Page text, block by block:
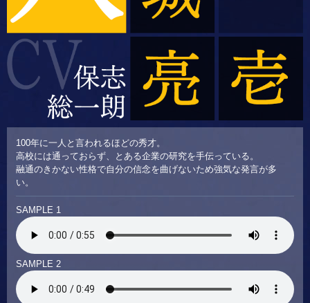
100年に一人と言われるほどの秀才。
高校には通っておらず、とある企業の研究を手伝っている。
融通のきかない性格で自分の信念を曲げないため強気な発言が多
い。
SAMPLE 1
SAMPLE 2